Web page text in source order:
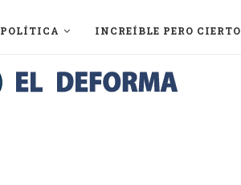
POLÍTICA INCREÍBLE PERO CIERTO